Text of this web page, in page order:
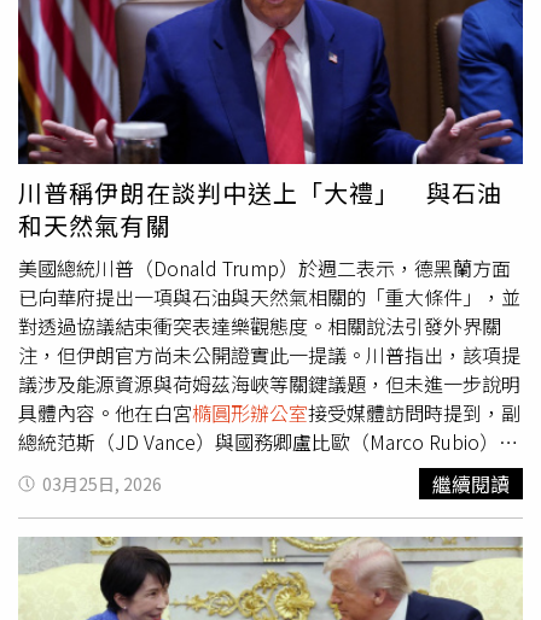
名參與2021年1月6日「美國國會山莊暴動」的人士給予無
條件特赦。該事件是由川粉發動，其中包括遭指控或已被判
定在暴動期間攻擊或抵抗執法人員行動的人士。近期，1名
由川普任命的聯邦檢察官不得不請求法官駁回1名男子的撤
案申請。該男子被指控在國會山莊暴動的前一晚，於共和黨
和民主黨全國委員會總部附近放置2枚土製炸彈。該男子主
張，有鑒於川普對涉案人員的大規模特赦，他的指控也應該
被撤銷，並稱其案件與暴動事件「在本質上與事實上密不可
分地相互連結」。目前負責審理此案的法官尚未對該申請作
出回應。截至目前，川普多項寬赦行動被視為對司法體系的
反擊，背景是前總統拜登（Joe Biden）在2020年大選中擊
敗川普，使其第1任期正式落幕。拜登政府在川普重返權力
之前，曾針對其多項涉嫌違法行為展開法律戰，包括試圖非
法推翻2020年的選舉結果。此外，川普還在去年10月特赦
了加密貨幣交易所幣安（Binance）的創辦人趙長鵬。趙長
鵬此前因承認未建立反洗錢機制，被判處4個月監禁。白宮
當時在聲明中表示，趙長鵬是「在拜登政府對加密貨幣的戰
爭中遭到起訴。」同年稍早，幣安透過由川普家族經營的加
密企業「World Liberty Financial」，接受來自阿聯酋投資
基金的1筆20億美元交易。這筆交易有助於提升該家族數位
貨幣的正當性。川普亦赦免了前共和黨籍眾議員桑托斯
（George Santos）。桑托斯此前已對電信詐欺與身分盜用
川普稱伊朗在談判中送上「大禮」 與石油
和天然氣有關
美國總統川普（Donald Trump）於週二表示，德黑蘭方面
已向華府提出一項與石油與天然氣相關的「重大條件」，並
對透過協議結束衝突表達樂觀態度。相關說法引發外界關
注，但伊朗官方尚未公開證實此一提議。川普指出，該項提
議涉及能源資源與荷姆茲海峽等關鍵議題，但未進一步說明
具體內容。他在白宮橢圓形辦公室接受媒體訪問時提到，副
總統范斯（JD Vance）與國務卿盧比歐（Marco Rubio）正
主導相關談判，並表示美方已與「正確的人」進行接觸。儘
管川普釋出談判進展訊號，德黑蘭方面並未公開承認提出相
關條件。不過，根據多家媒體引述伊朗官員說法，伊方確實
透過中間渠道接收提案，目前正進行評估與審查。川普進一
步指出，在與美國及以色列數週衝突之後，伊朗方面有意促
03月25日, 2026 繼續閱讀